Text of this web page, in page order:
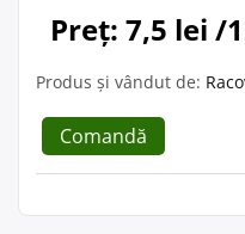
Preț: 7,5 lei /
Produs și vândut de:
Comandă